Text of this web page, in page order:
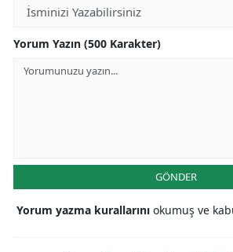
Yorum Yazın (500 Karakter)
GÖNDER
Yorum yazma kurallarını okumuş ve